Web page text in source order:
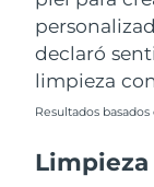
declaró
limpieza
Resultados
Filipinas
Polonia
Portugal